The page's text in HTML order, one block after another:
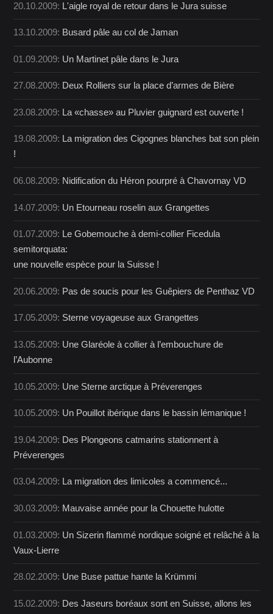
20.10.2009: L'aigle royal de retour dans le Jura suisse
13.10.2009: Busard pâle au col de Jaman
01.09.2009: Un Martinet pâle dans le Jura
27.08.2009: Deux Rolliers sur la place d’armes de Bière
23.08.2009: La «chasse» au Pluvier guignard est ouverte !
19.08.2009: La migration des Cigognes blanches bat son plein
!
06.08.2009: Nidification du Héron pourpré à Chavornay VD
14.07.2009: Un Etourneau roselin aux Grangettes
01.07.2009: Le Gobemouche à demi-collier Ficedula
semitorquata:
une nouvelle espèce pour la Suisse !
20.06.2009: Pas de soucis pour les Guêpiers de Penthaz VD
17.05.2009: Sterne voyageuse aux Grangettes
13.05.2009: Une Glaréole à collier à l’embouchure de
l’Aubonne
10.05.2009: Une Sterne arctique à Préverenges
10.05.2009: Un Pouillot ibérique dans le bassin lémanique !
19.04.2009: Des Plongeons catmarins stationnent à
Préverenges
03.04.2009: La migration des limicoles a commencé...
30.03.2009: Mauvaise année pour la Chouette hulotte
01.03.2009: Un Sizerin flammé nordique soigné et relâché à la
Vaux-Lierre
28.02.2009: Une Buse pattue hante la Krümmi
15.02.2009: Des Jaseurs boréaux sont en Suisse, allons les